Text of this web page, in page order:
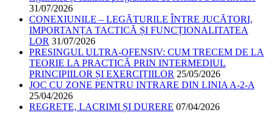
31/07/2026
CONEXIUNILE – LEGĂTURILE ÎNTRE JUCĂTORI,
IMPORTANȚA TACTICĂ ȘI FUNCȚIONALITATEA
LOR 31/07/2026
PRESINGUL ULTRA-OFENSIV: CUM TRECEM DE LA
TEORIE LA PRACTICĂ PRIN INTERMEDIUL
PRINCIPIILOR ȘI EXERCIȚIILOR 25/05/2026
JOC CU ZONE PENTRU INTRARE DIN LINIA A-2-A
25/04/2026
REGRETE, LACRIMI ȘI DURERE 07/04/2026